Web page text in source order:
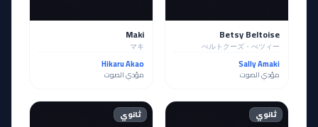
Betsy Beltoise
べルトクーズ・べツィー
Sally Amaki
مؤدي الصوت
Maki
マキ
Hikaru Akao
مؤدي الصوت
ثانوي ثانوي